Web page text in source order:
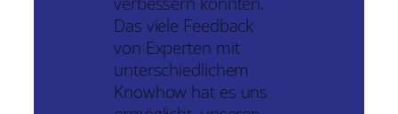
Das viele Feedback
von Experten mit
unterschiedlichem
Knowhow hat es uns